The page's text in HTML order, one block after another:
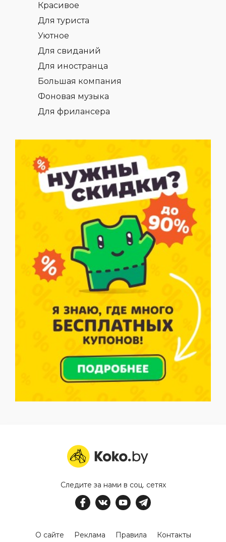
Красивое
Для туриста
Уютное
Для свиданий
Для иностранца
Большая компания
Фоновая музыка
Для фрилансера
Следите за нами в соц. сетях
О сайте Реклама Правила Контакты